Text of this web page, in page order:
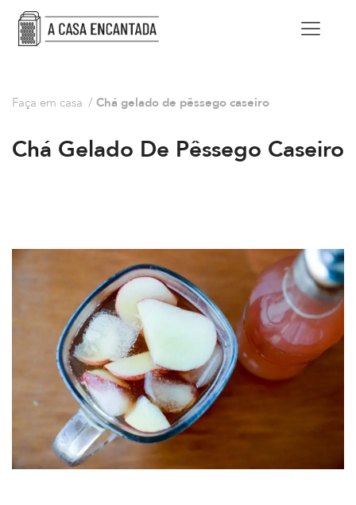
Faça em casa / Chá gelado de pêssego caseiro
Chá Gelado De Pêssego Caseiro